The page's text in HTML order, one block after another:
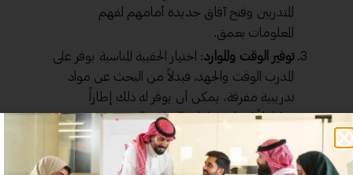
المتدربين وفتح آفاق جديدة أمامهم لفهم
المعلومات بعمق.
توفير الوقت والموارد: اختيار الحقيبة المناسبة يوفر على
المدرب الوقت والجهد، فبدلاً من البحث عن مواد
تدريبية مفرقة، يمكن أن يوفر له ذلك إطاراً
متكاملاً لتنظيم وإدارة البرنامج التدريبي.
تحسين نتائج التقييم
: عندما تكون الحقيبة ملائمة
للأهداف المرجوة، فإن التقييمات ستعكس بشكل